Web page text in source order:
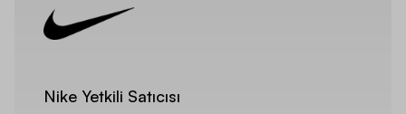
Nike Yetkili Satıcısı